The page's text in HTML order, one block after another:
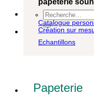
Recherche
pour :
papeterie
Catalogue
Création sur
Echantillons
Papeterie